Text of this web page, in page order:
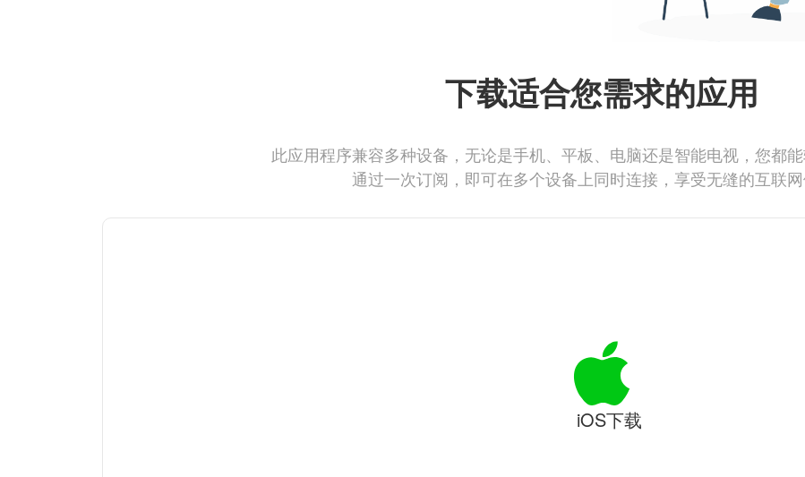
下载适合您需求的应用
此应用程序兼容多种设备，无论是手机、平板、电脑还是智能电视，您都能
通过一次订阅，即可在多个设备上同时连接，享受无缝的互联网
iOS下载